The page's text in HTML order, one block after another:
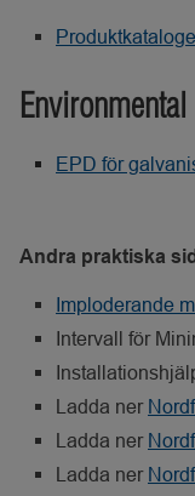
EPD för
Andra praktiska
Imploderande
Intervall för
Ladda ner
Ladda ner
Ladda ner